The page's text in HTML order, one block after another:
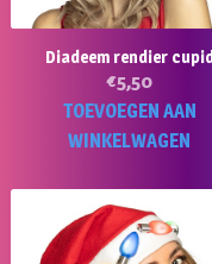
Diadeem rendier cupid
€5,50
TOEVOEGEN AAN
WINKELWAGEN